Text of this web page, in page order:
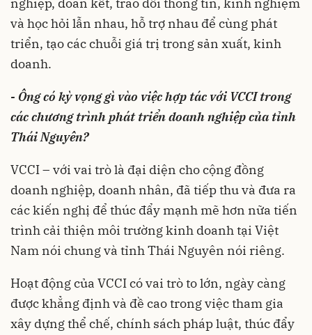
nghiệp, đoàn kết, trao đổi thông tin, kinh nghiệm
và học hỏi lẫn nhau, hỗ trợ nhau để cùng phát
triển, tạo các chuỗi giá trị trong sản xuất, kinh
doanh.
- Ông có kỳ vọng gì vào việc hợp tác với VCCI trong
các chương trình phát triển doanh nghiệp của tỉnh
Thái Nguyên?
VCCI – với vai trò là đại diện cho cộng đồng
doanh nghiệp, doanh nhân, đã tiếp thu và đưa ra
các kiến nghị để thúc đẩy mạnh mẽ hơn nữa tiến
trình cải thiện môi trường kinh doanh tại Việt
Nam nói chung và tỉnh Thái Nguyên nói riêng.
Hoạt động của VCCI có vai trò to lớn, ngày càng
được khẳng định và đề cao trong việc tham gia
xây dựng thể chế, chính sách pháp luật, thúc đẩy